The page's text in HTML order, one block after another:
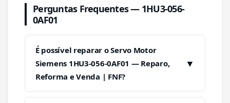
Perguntas Frequentes — 1HU3-056-
0AF01
É possível reparar o Servo Motor
Siemens 1HU3-056-0AF01 — Reparo,
Reforma e Venda | FNF?
▼